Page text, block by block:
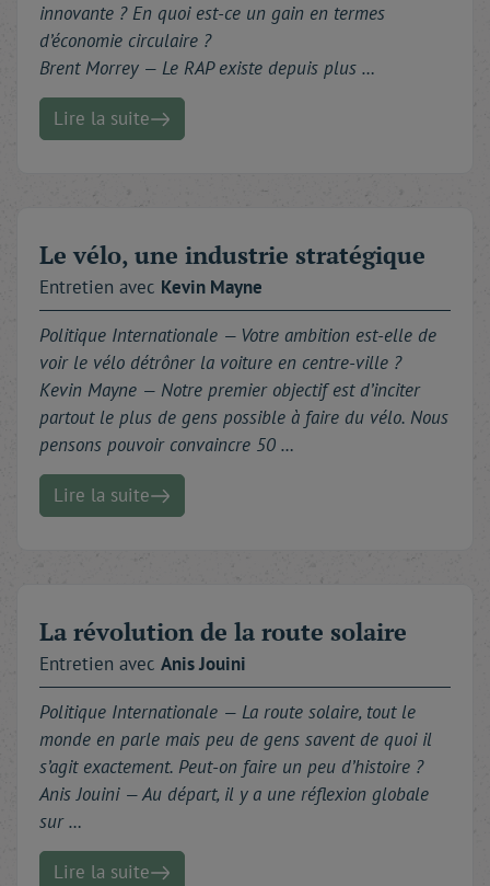
innovante ? En quoi est-ce un gain en termes
d’économie circulaire ?
Brent Morrey — Le RAP existe depuis plus …
Lire la suite
Le vélo, une industrie stratégique
Entretien avec Kevin Mayne
Politique Internationale — Votre ambition est-elle de
voir le vélo détrôner la voiture en centre-ville ?
Kevin Mayne — Notre premier objectif est d’inciter
partout le plus de gens possible à faire du vélo. Nous
pensons pouvoir convaincre 50 …
Lire la suite
La révolution de la route solaire
Entretien avec AnisJouini
Politique Internationale — La route solaire, tout le
monde en parle mais peu de gens savent de quoi il
s’agit exactement. Peut-on faire un peu d’histoire ?
Anis Jouini — Au départ, il y a une réflexion globale
sur …
Lire la suite